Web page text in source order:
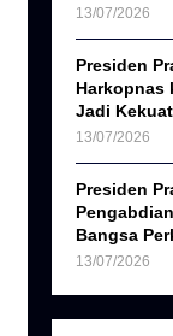
13/07/2026
Presiden
Harkopnas
Jadi
13/07/2026
Presiden
Bangsa
13/07/2026